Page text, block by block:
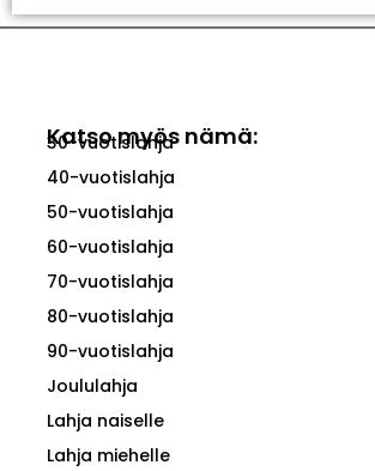
Katso myös nämä:
30-vuotislahja
40-vuotislahja
50-vuotislahja
60-vuotislahja
70-vuotislahja
80-vuotislahja
90-vuotislahja
Joululahja
Lahja naiselle
Lahja miehelle